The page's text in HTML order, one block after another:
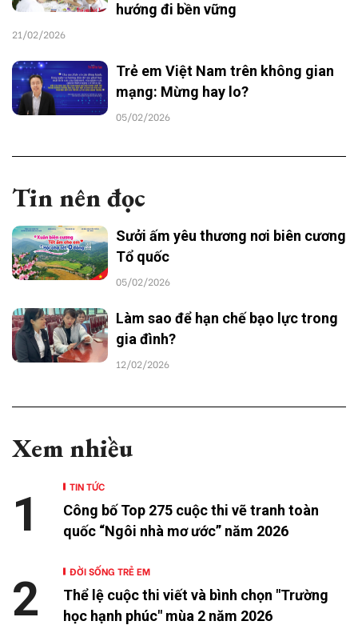
hướng đi bền vững
21/02/2026
Trẻ em Việt Nam trên không gian
mạng: Mừng hay lo?
05/02/2026
Tin nên đọc
Sưởi ấm yêu thương nơi biên cương
Tổ quốc
05/02/2026
Làm sao để hạn chế bạo lực trong
gia đình?
12/02/2026
Xem nhiều
TIN TỨC
Công bố Top 275 cuộc thi vẽ tranh toàn
quốc “Ngôi nhà mơ ước” năm 2026
1
ĐỜI SỐNG TRẺ EM
Thể lệ cuộc thi viết và bình chọn "Trường
học hạnh phúc" mùa 2 năm 2026
2